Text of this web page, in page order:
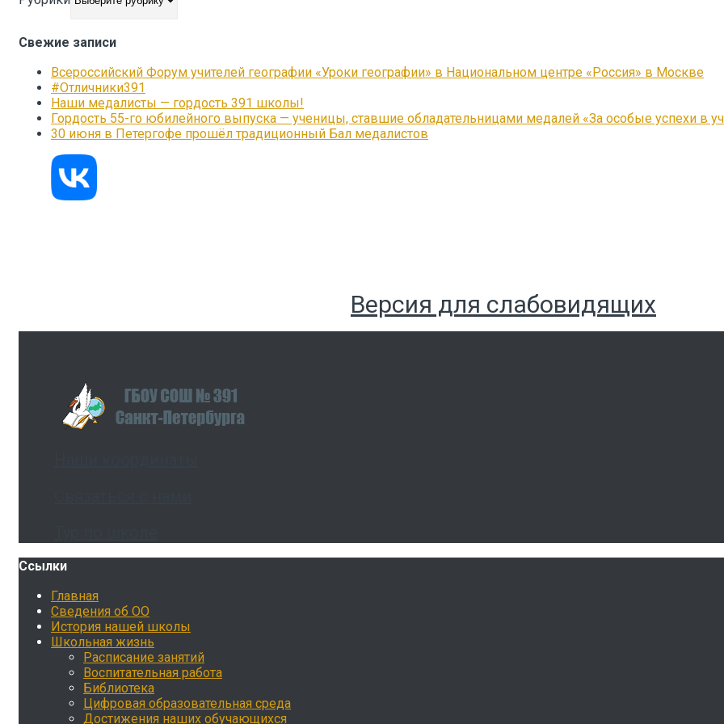
Свежие записи
Всероссийский Форум учителей географии «Уроки географии» в Национальном центре «Россия» в Москве
#Отличники391
Наши медалисты — гордость 391 школы!
Гордость 55-го юбилейного выпуска — ученицы, ставшие обладательницами медалей «За особые успехи в
30 июня в Петергофе прошёл традиционный Бал медалистов
Версия для слабовидящих
Ссылки
Главная
Сведения об ОО
История нашей школы
Школьная жизнь
Расписание занятий
Воспитательная работа
Библиотека
Цифровая образовательная среда
Достижения наших обучающихся